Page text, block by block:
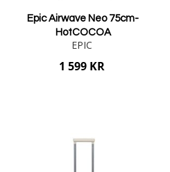
Epic Airwave Neo 75cm-
HotCOCOA
EPIC
1 599 KR